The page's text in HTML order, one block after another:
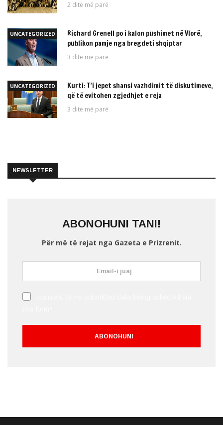
2 ditë më parë
UNCATEGORIZED
Richard Grenell po i kalon pushimet në Vlorë,
publikon pamje nga bregdeti shqiptar
3 ditë më parë
UNCATEGORIZED
Kurti: T’i jepet shansi vazhdimit të diskutimeve,
që të evitohen zgjedhjet e reja
3 ditë më parë
NEWSLETTER
ABONOHUNI TANI!
Për më të rejat nga Gazeta e Prizrenit.